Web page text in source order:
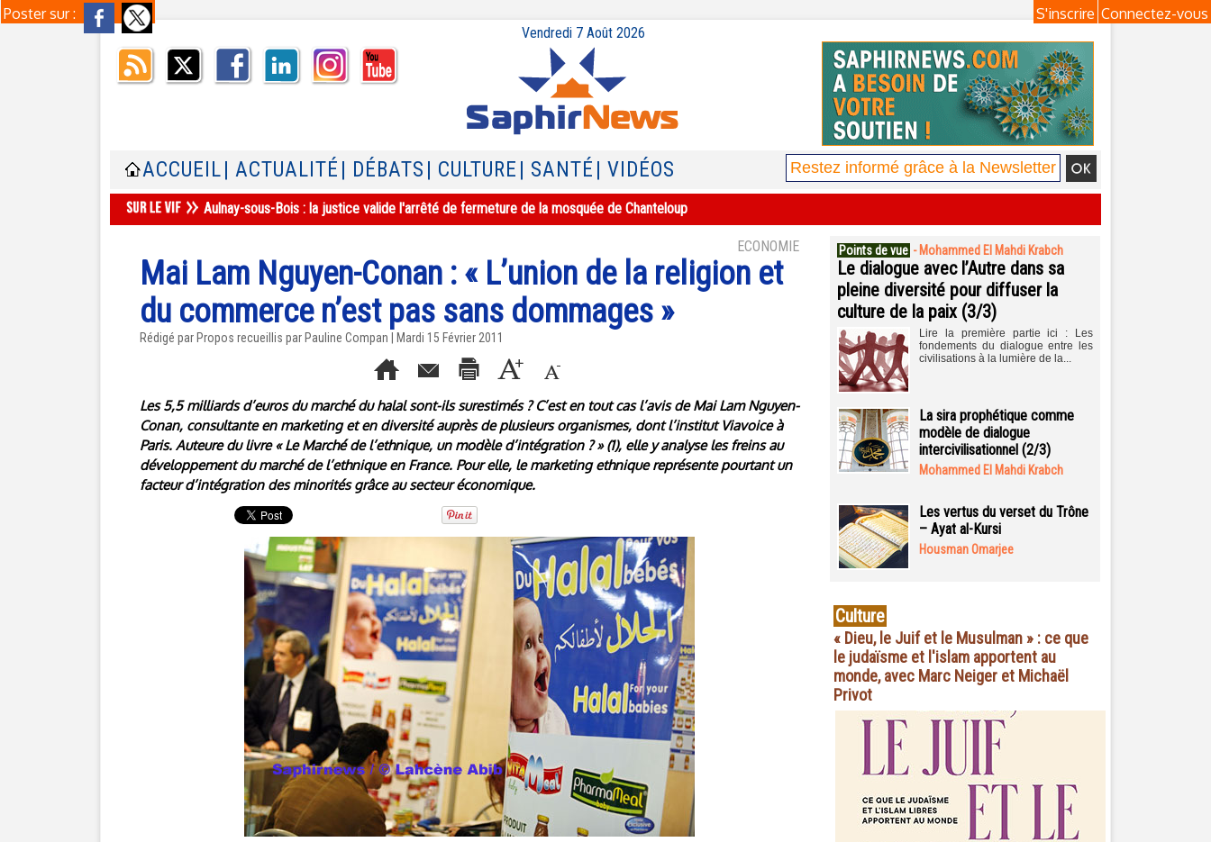
Poster sur : Connectez-vous
S'inscrire
Vendredi 7 Août 2026
ACCUEIL | ACTUALITÉ | DÉBATS | CULTURE | SANTÉ | VIDÉOS
Aulnay-sous-Bois : la justice valide l'arrêté de fermeture de la mosquée de Chanteloup
ECONOMIE
Mai Lam Nguyen-Conan : « L’union de la religion et
du commerce n’est pas sans dommages »
Rédigé par Propos recueillis par Pauline Compan | Mardi 15 Février 2011
Les 5,5 milliards d’euros du marché du halal sont-ils surestimés ? C’est en tout cas l’avis de Mai Lam Nguyen-
Conan, consultante en marketing et en diversité auprès de plusieurs organismes, dont l’institut Viavoice à
Paris. Auteure du livre « Le Marché de l’ethnique, un modèle d’intégration ? » (1), elle y analyse les freins au
développement du marché de l’ethnique en France. Pour elle, le marketing ethnique représente pourtant un
facteur d’intégration des minorités grâce au secteur économique.
Points de vue - Mohammed El Mahdi Krabch
Le dialogue avec l’Autre dans sa
pleine diversité pour diffuser la
culture de la paix (3/3)
Lire la première partie ici : Les
fondements du dialogue entre les
civilisations à la lumière de la...
La sira prophétique comme
modèle de dialogue
intercivilisationnel (2/3)
Mohammed El Mahdi Krabch
Les vertus du verset du Trône
– Ayat al-Kursi
Housman Omarjee
Culture
« Dieu, le Juif et le Musulman » : ce que
le judaïsme et l'islam apportent au
monde, avec Marc Neiger et Michaël
Privot